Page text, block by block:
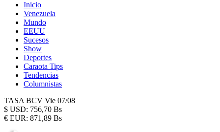
Inicio
Venezuela
Mundo
EEUU
Sucesos
Show
Deportes
Caraota Tips
Tendencias
Columnistas
TASA BCV Vie 07/08
$ USD: 756,70 Bs
€ EUR: 871,89 Bs